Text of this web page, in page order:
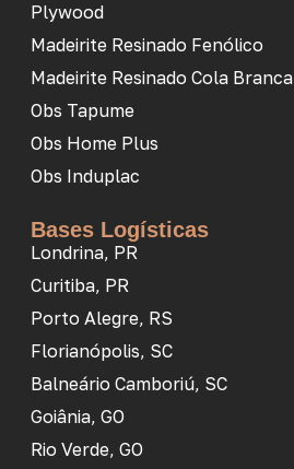
Plywood
Madeirite Resinado Fenólico
Madeirite Resinado Cola Branca
Obs Tapume
Obs Home Plus
Obs Induplac
Bases Logísticas
Londrina, PR
Curitiba, PR
Porto Alegre, RS
Florianópolis, SC
Balneário Camboriú, SC
Goiânia, GO
Rio Verde, GO